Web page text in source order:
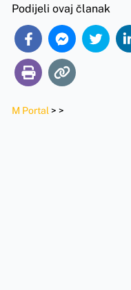
Podijeli ovaj članak
M Portal > >